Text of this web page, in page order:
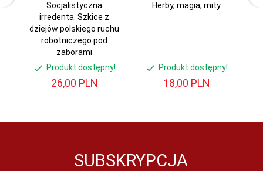
Socjalistyczna
irredenta. Szkice z
dziejów polskiego ruchu
robotniczego pod
zaborami
Produkt dostępny!
26,00 PLN
Herby, magia, mity
Produkt dostępny!
18,00 PLN
SUBSKRYPCJA